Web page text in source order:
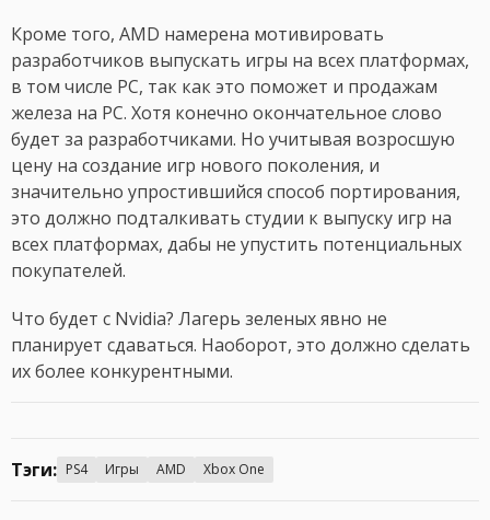
Кроме того, AMD намерена мотивировать
разработчиков выпускать игры на всех платформах,
в том числе PC, так как это поможет и продажам
железа на PC. Хотя конечно окончательное слово
будет за разработчиками. Но учитывая возросшую
цену на создание игр нового поколения, и
значительно упростившийся способ портирования,
это должно подталкивать студии к выпуску игр на
всех платформах, дабы не упустить потенциальных
покупателей.
Что будет с Nvidia? Лагерь зеленых явно не
планирует сдаваться. Наоборот, это должно сделать
их более конкурентными.
Тэги: PS4 Игры AMD Xbox One